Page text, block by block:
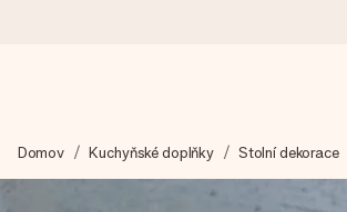
Váš dárek vytvoříme s láskou a bleskově
Domov Kuchyňské doplňky Stolní dekorace